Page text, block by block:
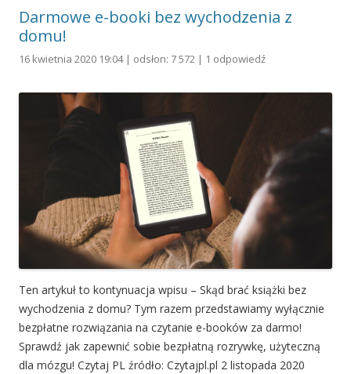
Darmowe e-booki bez wychodzenia z
domu!
16 kwietnia 2020 19:04 | odsłon: 7 572 | 1 odpowiedź
Ten artykuł to kontynuacja wpisu – Skąd brać książki bez
wychodzenia z domu? Tym razem przedstawiamy wyłącznie
bezpłatne rozwiązania na czytanie e-booków za darmo!
Sprawdź jak zapewnić sobie bezpłatną rozrywkę, użyteczną
dla mózgu! Czytaj PL źródło: Czytajpl.pl 2 listopada 2020